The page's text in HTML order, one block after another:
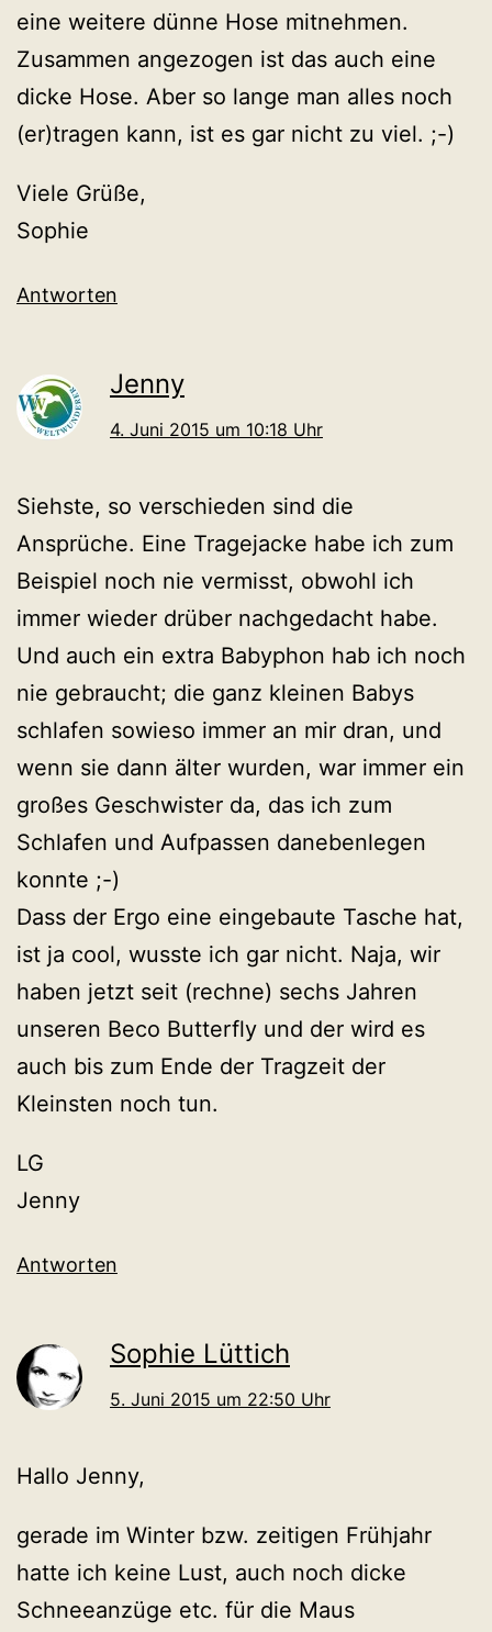
eine weitere dünne Hose mitnehmen.
Zusammen angezogen ist das auch eine
dicke Hose. Aber so lange man alles noch
(er)tragen kann, ist es gar nicht zu viel. ;-)
Viele Grüße,
Sophie
Antworten
Jenny
4. Juni 2015 um 10:18 Uhr
Siehste, so verschieden sind die
Ansprüche. Eine Tragejacke habe ich zum
Beispiel noch nie vermisst, obwohl ich
immer wieder drüber nachgedacht habe.
Und auch ein extra Babyphon hab ich noch
nie gebraucht; die ganz kleinen Babys
schlafen sowieso immer an mir dran, und
wenn sie dann älter wurden, war immer ein
großes Geschwister da, das ich zum
Schlafen und Aufpassen danebenlegen
konnte ;-)
Dass der Ergo eine eingebaute Tasche hat,
ist ja cool, wusste ich gar nicht. Naja, wir
haben jetzt seit (rechne) sechs Jahren
unseren Beco Butterfly und der wird es
auch bis zum Ende der Tragzeit der
Kleinsten noch tun.
LG
Jenny
Antworten
Sophie Lüttich
5. Juni 2015 um 22:50 Uhr
Hallo Jenny,
gerade im Winter bzw. zeitigen Frühjahr
hatte ich keine Lust, auch noch dicke
Schneeanzüge etc. für die Maus